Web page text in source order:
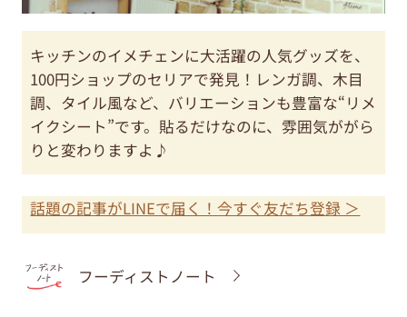
キッチンのイメチェンに大活躍の人気グッズを、
100円ショップのセリアで発見！レンガ調、木目
調、タイル風など、バリエーションも豊富な“リメ
イクシート”です。貼るだけなのに、雰囲気ががら
りと変わりますよ♪
話題の記事がLINEで届く！今すぐ友だち登録 ＞
フーディストノート